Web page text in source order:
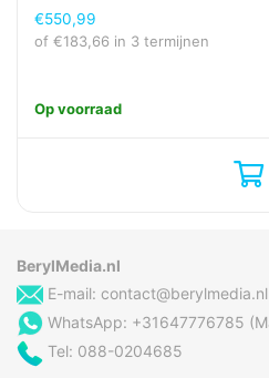
achterzijde
Cameratype voorkant
grootte
Gezichtsveldshoek
(FOV) achtercamera
Gezichtsveldshoek
(FOV) derde
achtercamera
89°
€550,99
of €183,66 in 3 termijnen
Op voorraad
BerylMedia.nl
E-mail: contact@berylmedia.nl
WhatsApp: +31647776785
Tel: 088-0204685